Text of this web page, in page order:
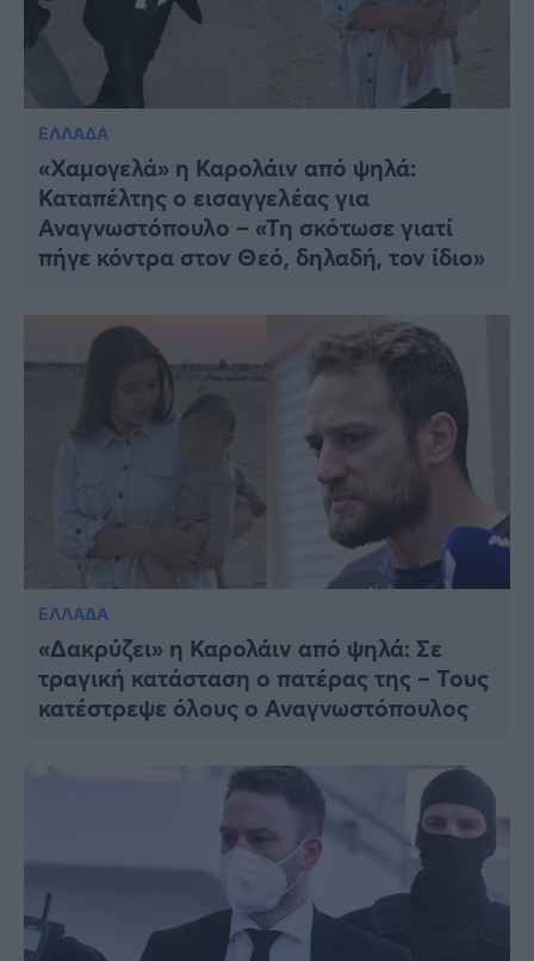
ΕΛΛΑΔΑ
«Χαμογελά» η Καρολάιν από ψηλά:
Καταπέλτης ο εισαγγελέας για
Αναγνωστόπουλο – «Τη σκότωσε γιατί
πήγε κόντρα στον Θεό, δηλαδή, τον ίδιο»
ΕΛΛΑΔΑ
«Δακρύζει» η Καρολάιν από ψηλά: Σε
τραγική κατάσταση ο πατέρας της – Τους
κατέστρεψε όλους ο Αναγνωστόπουλος